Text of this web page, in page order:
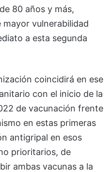
80 años y más,
vulnerabilidad
a esta segunda
coincidirá en ese
con el inicio de la
de vacunación frente
en estas primeras
antigripal en esos
prioritarios, de
ambas vacunas a la